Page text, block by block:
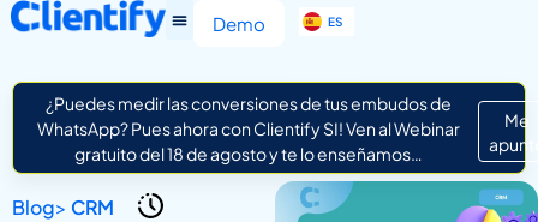
Demo ES
IT
¿Puedes medir las conversiones de tus embudos de
WhatsApp? Pues ahora con Clientify SI! Ven al Webinar
gratuito del 18 de agosto y te lo enseñamos…
Me
Blog> CRM